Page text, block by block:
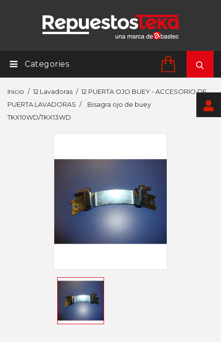
Categories
Inicio 12 Lavadoras
12 PUERTA OJO BUEY - ACCESORIO DE
PUERTA LAVADORAS
Bisagra ojo de buey
TKX10WD/TKX13WD